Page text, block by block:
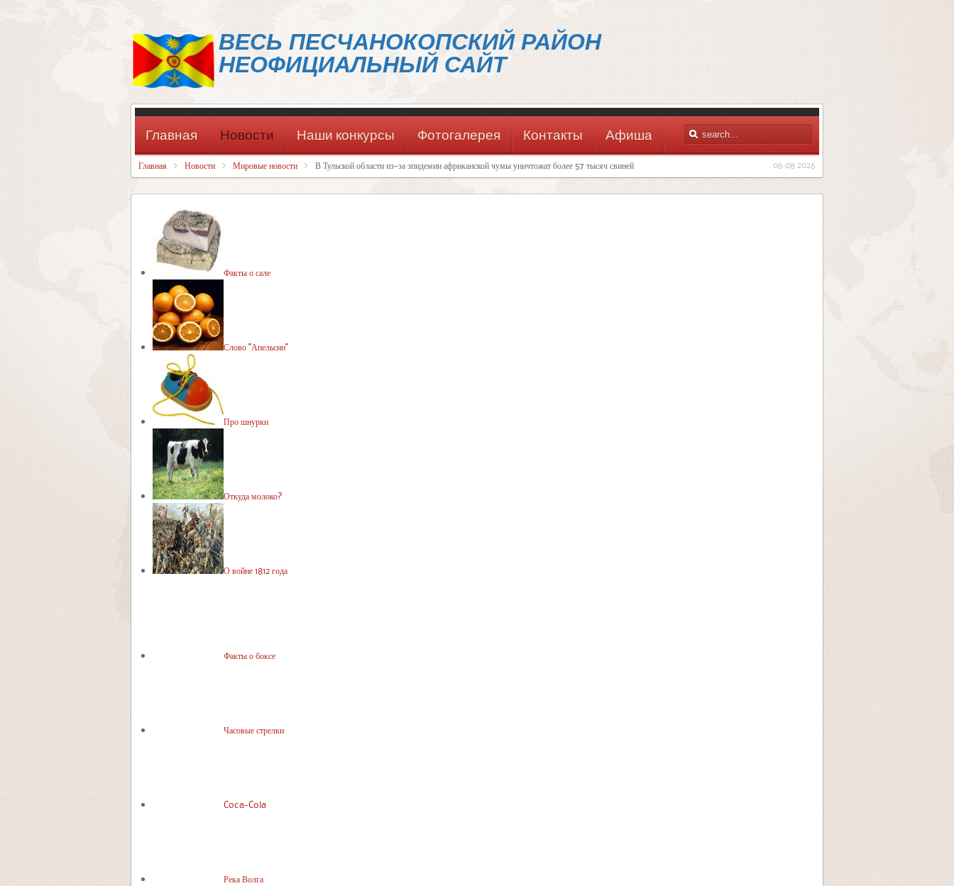
ВЕСЬ ПЕСЧАНОКОПСКИЙ РАЙОН
НЕОФИЦИАЛЬНЫЙ САЙТ
Главная Новости Наши конкурсы Фотогалерея Контакты Афиша
06.08.2026
Главная Новости Мировые новости В Тульской области из-за эпидемии африканской чумы уничтожат более 57 тысяч свиней
Факты о сале
Слово "Апельсин"
Про шнурки
Откуда молоко?
О войне 1812 года
Факты о боксе
Часовые стрелки
Coca-Cola
Река Волга